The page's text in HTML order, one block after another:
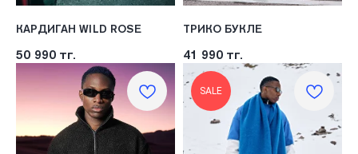
КАРДИГАН WILD ROSE
50 990 тг.
ТРИКО БУКЛЕ
41 990 тг.
SALE